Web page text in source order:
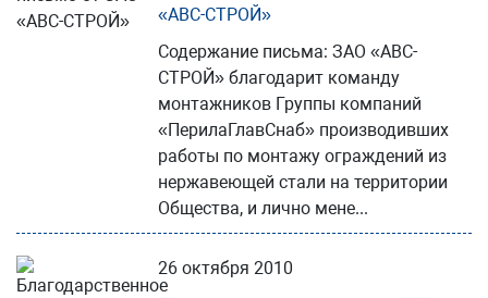
«АВС-СТРОЙ»
Содержание письма: ЗАО «АВС-
СТРОЙ» благодарит команду
монтажников Группы компаний
«ПерилаГлавСнаб» производивших
работы по монтажу ограждений из
нержавеющей стали на территории
Общества, и лично мене...
26 октября 2010